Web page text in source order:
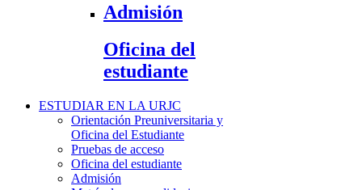
Admisión
Oficina del
estudiante
ESTUDIAR EN LA URJC
Orientación Preuniversitaria y
Oficina del Estudiante
Pruebas de acceso
Oficina del estudiante
Admisión